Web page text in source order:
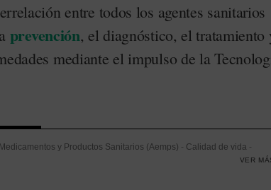
entre todos los agentes sanitarios
prevención, el diagnóstico, el tratamiento
mediante el impulso de la
y Productos Sanitarios (Aemps) - Calidad de vida -
VER